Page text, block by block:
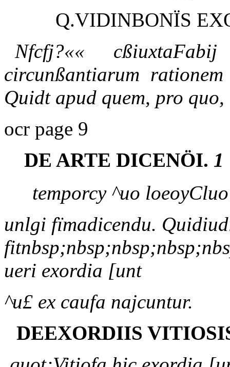
Q.VIDINBONÏS
Nfcfj?««
circunßantiarum
Quidt apud quem, pro
ocr page 9
DE ARTE DICENÖI. 1
temporcy ^uo
unlgi fïmadicendu.
ueri exordia [unt
^u£ ex caufa najcuntur.
DEEXORDIIS